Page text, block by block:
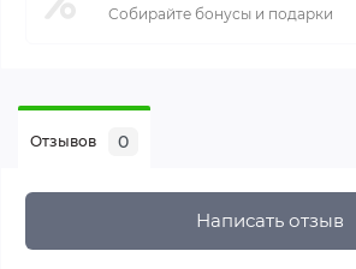
Собирайте бонусы и подарки
Отзывов 0
Написать отзыв